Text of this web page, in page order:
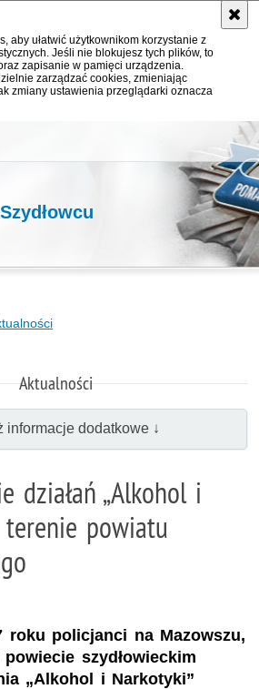
aby ułatwić użytkownikom korzystanie z
Jeśli nie blokujesz tych plików, to
zapisanie w pamięci urządzenia.
zarządzać cookies, zmieniając
zmiany ustawienia przeglądarki oznacza
Aktualności
informacje dodatkowe ↓
działań „Alkohol i
terenie powiatu
roku policjanci na Mazowszu,
szydłowieckim
„Alkohol i Narkotyki”